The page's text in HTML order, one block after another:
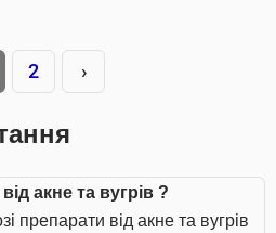
2 ›
акне та вугрів ?
препарати від акне та вугрів